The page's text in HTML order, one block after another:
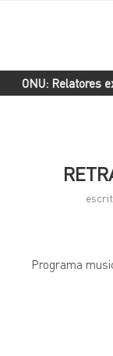
ONU: Relatores
Programa